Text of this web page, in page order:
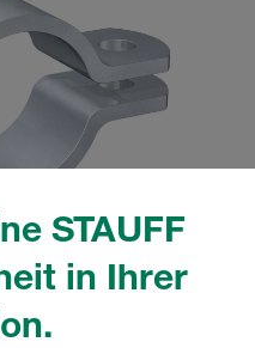
STAUFF
in Ihrer